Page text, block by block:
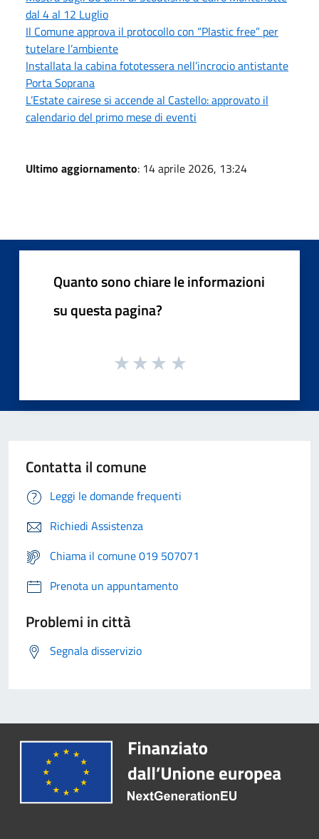
dal 4 al 12 Luglio
Il Comune approva il protocollo con “Plastic free” per
tutelare l’ambiente
Installata la cabina fototessera nell’incrocio antistante
Porta Soprana
L’Estate cairese si accende al Castello: approvato il
calendario del primo mese di eventi
Ultimo aggiornamento: 14 aprile 2026, 13:24
Quanto sono chiare le informazioni
su questa pagina?
Contatta il comune
Leggi le domande frequenti
Richiedi Assistenza
Chiama il comune 019 507071
Prenota un appuntamento
Problemi in città
Segnala disservizio